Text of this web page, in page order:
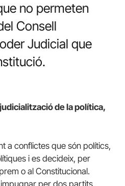
no permeten
Consell
Judicial que
de la política,
a conflictes que són polítics,
i es decideix, per
o al Constitucional.
impugnar per dos partits